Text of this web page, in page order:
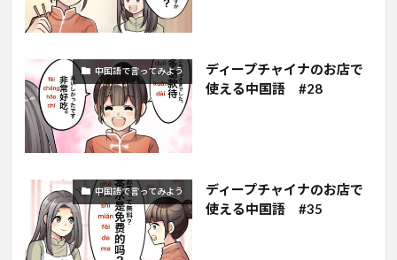
中国語で言ってみよう
ディープチャイナのお店で
使える中国語 #28
中国語で言ってみよう
ディープチャイナのお店で
使える中国語 #35